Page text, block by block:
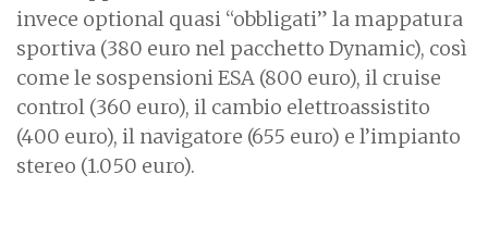
invece optional quasi “obbligati” la mappatura
sportiva (380 euro nel pacchetto Dynamic), così
come le sospensioni ESA (800 euro), il cruise
control (360 euro), il cambio elettroassistito
(400 euro), il navigatore (655 euro) e l’impianto
stereo (1.050 euro).